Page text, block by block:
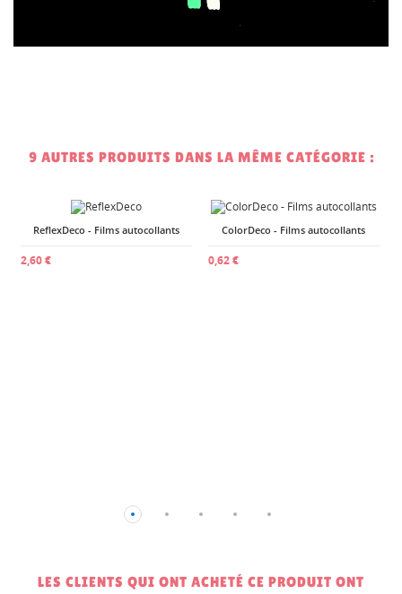
9 AUTRES PRODUITS DANS LA MÊME CATÉGORIE :
ReflexDeco - Films autocollants
2,60 €
ColorDeco - Films autocollants
0,62 €
LES CLIENTS QUI ONT ACHETÉ CE PRODUIT ONT